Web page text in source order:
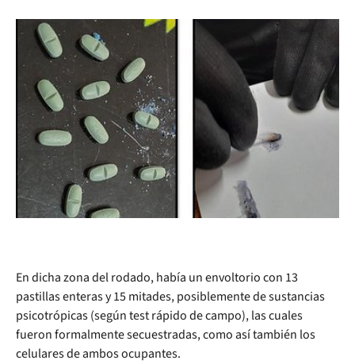
En dicha zona del rodado, había un envoltorio con 13
pastillas enteras y 15 mitades, posiblemente de sustancias
psicotrópicas (según test rápido de campo), las cuales
fueron formalmente secuestradas, como así también los
celulares de ambos ocupantes.